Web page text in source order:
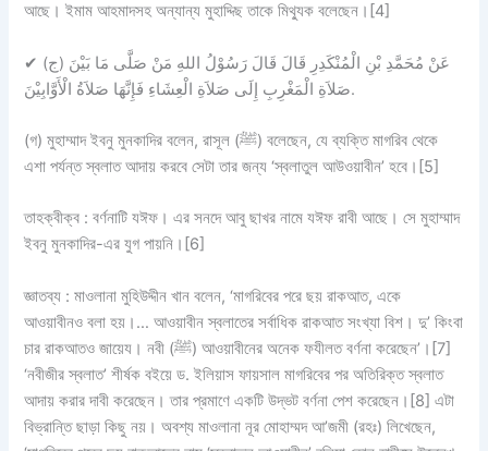
আছে। ইমাম আহমাদসহ অন্যান্য মুহাদ্দিছ তাকে মিথ্যুক বলেছেন।[4]
✔ (ج) عَنْ مُحَمَّدِ بْنِ الْمُنْكَدِرِ قَالَ قَالَ رَسُوْلُ اللهِ مَنْ صَلَّى مَا بَيْنَ
صَلاَةِ الْمَغْرِبِ إِلَى صَلاَةِ الْعِشَاءِ فَإِنَّهَا صَلاَةُ الْأَوَّابِيْنَ.
(গ) মুহাম্মাদ ইবনু মুনকাদির বলেন, রাসূল (ﷺ) বলেছেন, যে ব্যক্তি মাগরিব থেকে
এশা পর্যন্ত স্বলাত আদায় করবে সেটা তার জন্য ‘স্বলাতুল আউওয়াবীন’ হবে।[5]
তাহক্বীক্ব : বর্ণনাটিযঈফ । এর সনদে আবু ছাখর নামে যঈফ রাবী আছে। সে মুহাম্মাদ
ইবনু মুনকাদির-এর যুগ পায়নি।[6]
জ্ঞাতব্য :মাওলানা মুহিউদ্দীন খান বলেন, ‘মাগরিবের পরে ছয় রাকআত, একে
আওয়াবীনও বলা হয়।… আওয়াবীন স্বলাতের সর্বাধিক রাকআত সংখ্যা বিশ। দু’ কিংবা
চার রাকআতও জায়েয। নবী (ﷺ) আওয়াবীনের অনেক ফযীলত বর্ণনা করেছেন’।[7]
‘নবীজীর স্বলাত’ শীর্ষক বইয়ে ড. ইলিয়াস ফায়সাল মাগরিবের পর অতিরিক্ত স্বলাত
আদায় করার দাবী করেছেন। তার প্রমাণে একটি উদ্ভট বর্ণনা পেশ করেছেন।[8] এটা
বিভ্রান্তি ছাড়া কিছু নয়। অবশ্য মাওলানা নূর মোহাম্মদ আ’জমী (রহঃ) লিখেছেন,